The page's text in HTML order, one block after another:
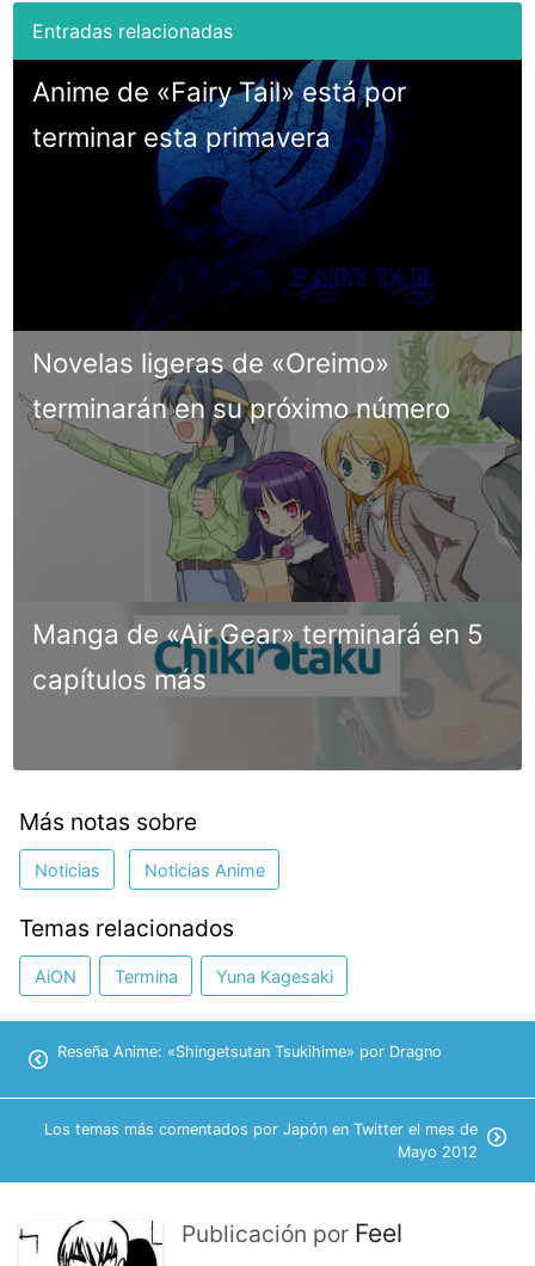
Anime de «Fairy Tail» está por
terminar esta primavera
Novelas ligeras de «Oreimo»
terminarán en su próximo número
Manga de «Air Gear» terminará en 5
capítulos más
Más notas sobre
Noticias Noticias Anime
Temas relacionados
AiON Termina Yuna Kagesaki
Reseña Anime: «Shingetsutan Tsukihime» por Dragno
Los temas más comentados por Japón en Twitter el mes de
Mayo 2012
Publicación por Feel